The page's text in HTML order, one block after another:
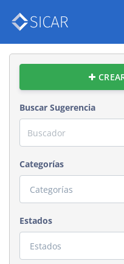
Buscar Sugerencia
Categorías
Estados